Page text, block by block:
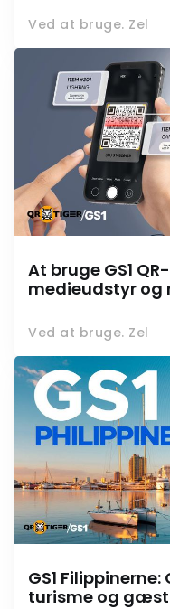
Ved at bruge. Zel
At bruge GS1
medieudstyr og
Ved at bruge. Zel
GS1
turisme og